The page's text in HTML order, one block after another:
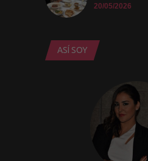
20/05/2026
ASÍ SOY